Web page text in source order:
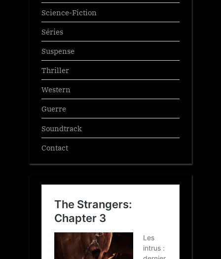
Science-Fiction
Séries
Suspense
Thriller
Western
Guerre
Soundtrack
Contact